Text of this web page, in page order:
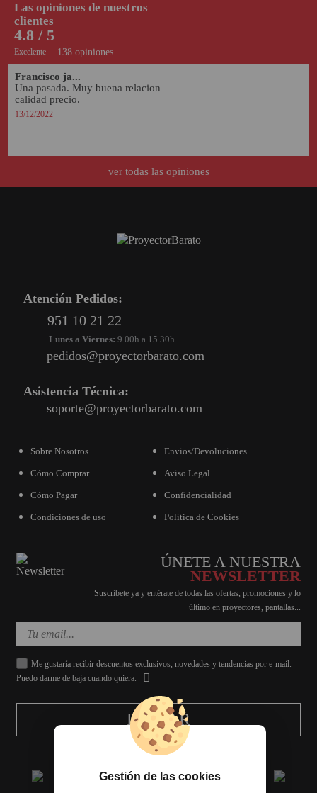
138 opiniones
4.8 / 5
Excelente
Las opiniones de nuestros
clientes
Francisco ja...
Una pasada. Muy buena relacion
calidad precio.
13/12/2022
ver todas las opiniones
Atención Pedidos:
951 10 21 22
Lunes a Viernes: 9.00h a 15.30h
pedidos@proyectorbarato.com
Asistencia Técnica:
soporte@proyectorbarato.com
Sobre Nosotros
Cómo Comprar
Cómo Pagar
Condiciones de uso
Envios/Devoluciones
Aviso Legal
Confidencialidad
Política de Cookies
ÚNETE A NUESTRA
NEWSLETTER
Suscríbete ya y entérate de todas las ofertas, promociones y lo
último en proyectores, pantallas...
Me gustaría recibir descuentos exclusivos, novedades y tendencias por e-mail.
Puedo darme de baja cuando quiera.
ENVIAR
Gestión de las cookies